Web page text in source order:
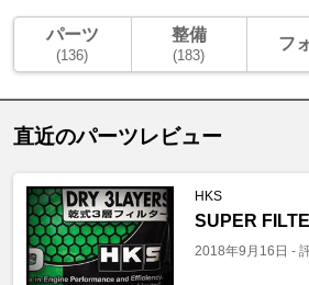
パーツ
(136)
整備
(183)
フ
直近のパーツレビュー
HKS
SUPER
2018年9月16日 -